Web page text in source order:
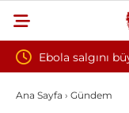
Virüs mutasyona
Ana Sayfa › Gündem